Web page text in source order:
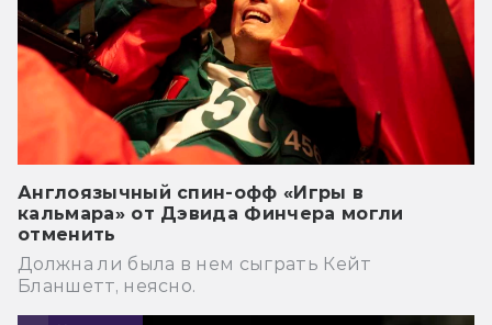
Англоязычный спин-офф «Игры в
кальмара» от Дэвида Финчера могли
отменить
Должна ли была в нем сыграть Кейт
Бланшетт, неясно.